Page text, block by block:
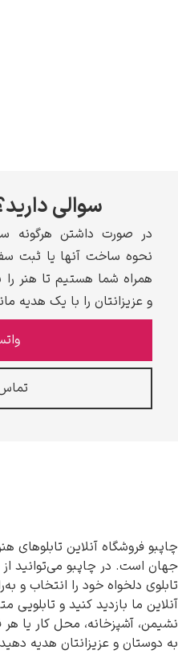
سوالی
در صورت داشتن هرگونه
نحوه ساخت آنها یا ثبت
همراه شما هستیم تا هنر را
و عزیزانتان را با یک هدیه
چاپبو فروشگاه آنلاین تابلوهای
جهان است. در چاپبو می‌توانید از
تابلوی دلخواه خود را انتخاب و
آنلاین ما بازدید کنید و تابلویی
نشیمن، آشپزخانه، محل کار یا هر
به دوستان و عزیزانتان هدیه